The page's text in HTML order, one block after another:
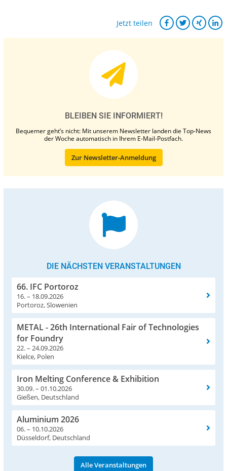
Jetzt teilen
BLEIBEN SIE INFORMIERT!
Bequemer geht’s nicht: Mit unserem Newsletter landen die Top-News
der Woche automatisch in Ihrem E-Mail-Postfach.
Zur Newsletter-Anmeldung
DIE NÄCHSTEN VERANSTALTUNGEN
66. IFC Portoroz
16. – 18.09.2026
Portoroz, Slowenien
METAL - 26th International Fair of Technologies
for Foundry
22. – 24.09.2026
Kielce, Polen
Iron Melting Conference & Exhibition
30.09. – 01.10.2026
Gießen, Deutschland
Aluminium 2026
06. – 10.10.2026
Düsseldorf, Deutschland
Alle Veranstaltungen